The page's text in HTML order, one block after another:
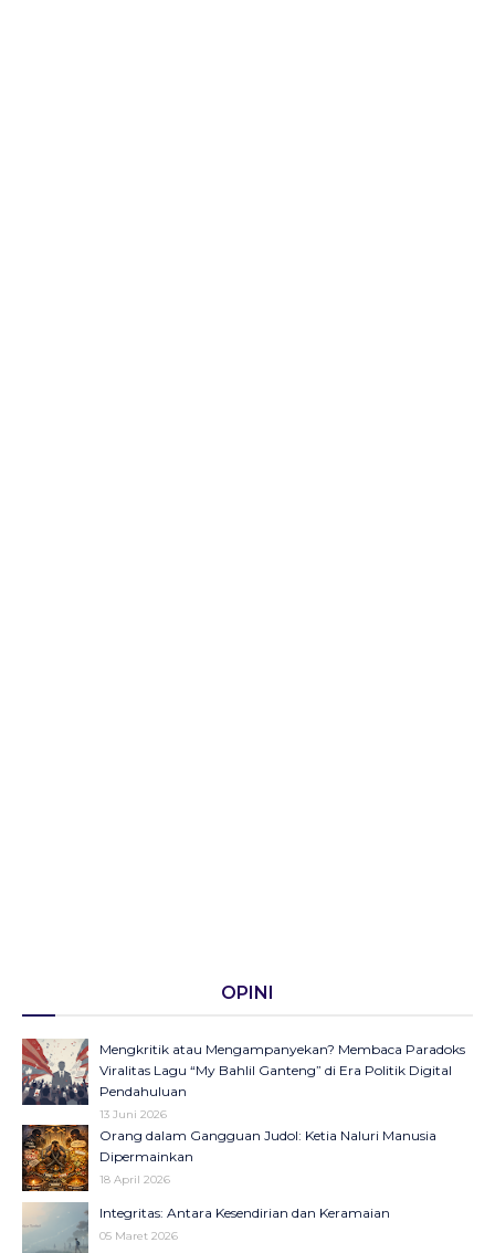
OPINI
Mengkritik atau Mengampanyekan? Membaca Paradoks
Viralitas Lagu “My Bahlil Ganteng” di Era Politik Digital
Pendahuluan
13 Juni 2026
Orang dalam Gangguan Judol: Ketia Naluri Manusia
Dipermainkan
18 April 2026
Integritas: Antara Kesendirian dan Keramaian
05 Maret 2026